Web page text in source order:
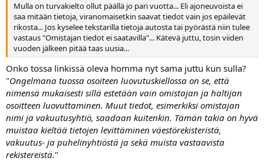
Mulla on turvakielto ollut päällä jo pari vuotta... Eli ajoneuvoista ei
saa mitään tietoja, viranomaisetkin saavat tiedot vain jos epäilevät
rikosta... Jos kyselee tekstarilla tietoja autosta tai pyörästä niin tulee
vastaus "Omistajan tiedot ei saatavilla"... Kätevä juttu, tosin viiden
vuoden jälkeen pitää taas uusia...
Onko tossa linkissä oleva homma nyt sama juttu kun sulla?
"Ongelmana tuossa osoiteen luovutuskiellossa on se, että
nimensä mukaisesti sillä estetään vain omistajan ja haltijan
osoitteen luovuttaminen. Muut tiedot, esimerkiksi omistajan
nimi ja vakuutusyhtiö, saadaan kuitenkin. Tämän takia on hyvä
muistaa kieltää tietojen levittäminen väestörekisteristä,
vakuutus- ja puhelinyhtiöstä ja sekä muista vastaavista
rekistereistä."